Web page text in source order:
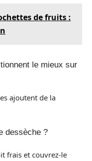
de fruits :
le mieux sur
ajoutent de la
dessèche ?
frais et couvrez-le